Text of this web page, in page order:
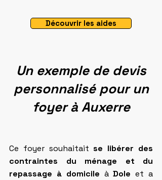
Découvrir les aides
Un exemple de devis
personnalisé pour un
foyer à Auxerre
Ce foyer souhaitaitse libérer des
contraintes du ménage et du
repassage à domicile àDole et a